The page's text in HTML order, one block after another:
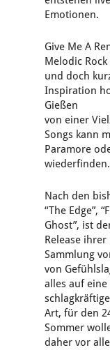
Emotionen.
Give Me A
Melodic
und doch
Inspiration
Gießen
von einer
Songs kann
Paramore
wiederfinden.
Nach den
“The Edge”,
Ghost”, ist
Release ihrer
Sammlung
von
alles auf
schlagkräftige
Art, für den
Sommer
daher vor